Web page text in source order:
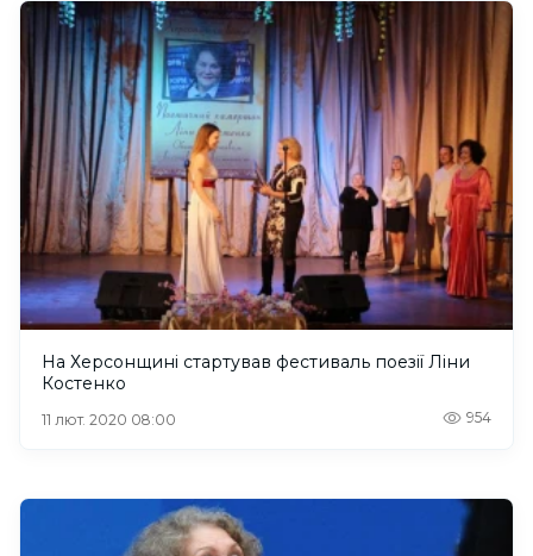
На Херсонщині стартував фестиваль поезії Ліни
Костенко
11 лют. 2020 08:00 954